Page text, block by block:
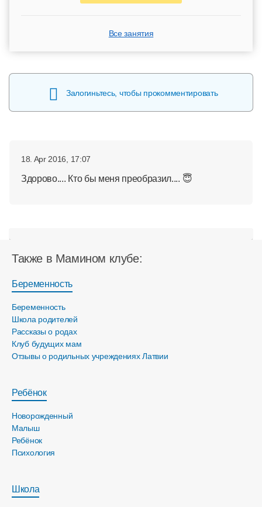
Все занятия
Залогиньтесь, чтобы прокомментировать
18. Apr 2016, 17:07
Здорово.... Кто бы меня преобразил.... 😇
Также в Мамином клубе:
Беременность
Беременность
Школа родителей
Рассказы о родах
Клуб будущих мам
Отзывы о родильных учреждениях Латвии
Ребёнок
Новорожденный
Малыш
Ребёнок
Психология
Школа